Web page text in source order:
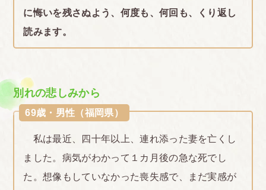
に悔いを残さぬよう、何度も、何回も、くり返し
読みます。
別れの悲しみから
69歳・男性（福岡県）
私は最近、四十年以上、連れ添った妻を亡くし
ました。病気がわかって１カ月後の急な死でし
た。想像もしていなかった喪失感で、まだ実感が